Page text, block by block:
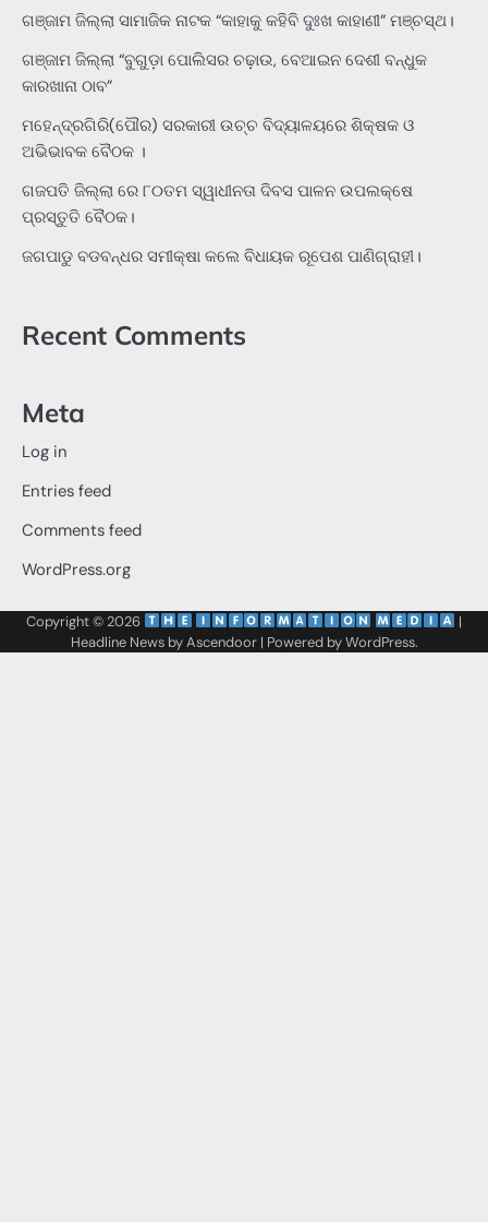
ଗଞ୍ଜାମ ଜିଲ୍ଲା ସାମାଜିକ ନାଟକ “କାହାକୁ କହିବି ଦୁଃଖ କାହାଣୀ” ମଞ୍ଚସ୍ଥ।
ଗଞ୍ଜାମ ଜିଲ୍ଲା “ବୁଗୁଡ଼ା ପୋଲିସର ଚଢ଼ାଉ, ବେଆଇନ ଦେଶୀ ବନ୍ଧୁକ
କାରଖାନା ଠାବ”
ମହେନ୍ଦ୍ରଗିରି(ପୌର) ସରକାରୀ ଉଚ୍ଚ ବିଦ୍ୟାଳୟରେ ଶିକ୍ଷକ ଓ
ଅଭିଭାବକ ବୈଠକ ।
ଗଜପତି ଜିଲ୍ଲା ରେ ୮୦ତମ ସ୍ୱାଧୀନତା ଦିବସ ପାଳନ ଉପଲକ୍ଷେ
ପ୍ରସ୍ତୁତି ବୈଠକ।
ଜଗପାଡୁ ବଡବନ୍ଧର ସମୀକ୍ଷା କଲେ ବିଧାୟକ ରୂପେଶ ପାଣିଗ୍ରାହୀ।
Recent Comments
Meta
Log in
Entries feed
Comments feed
WordPress.org
Copyright © 2026
|
Headline News byAscendoor| Powered byWordPress.